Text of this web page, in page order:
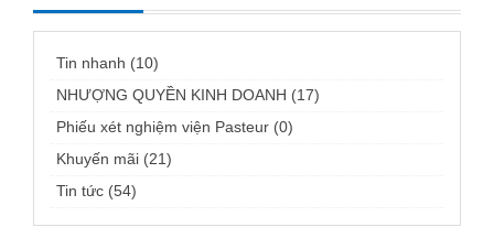
Tin nhanh (10)
NHƯỢNG QUYỀN KINH DOANH (17)
Phiếu xét nghiệm viện Pasteur (0)
Khuyến mãi (21)
Tin tức (54)